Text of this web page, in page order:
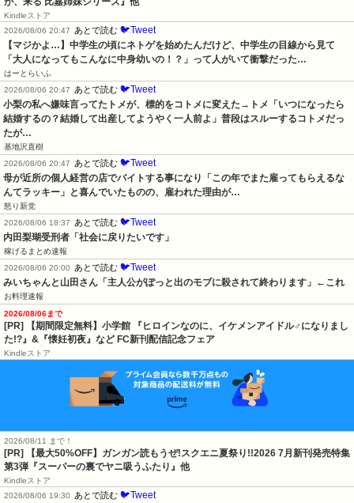
Kindleストア
2026/08/06 20:47
あとで読む 🐦Tweet
【マジかよ…】中学生の頃にネトゲを始めたんだけど、中学生の目線から見て
「大人になってもこんなに中身幼いの！？」って人がいて衝撃だった…
はーとらいふ
2026/08/06 20:47
あとで読む 🐦Tweet
小梨の私へ嫌味言ってたトメが、標的をコトメに変えた→トメ「いつになったら
結婚するの？結婚して出産してようやく一人前よ」普段はスルーするコトメだっ
たが…
基地沢直樹
2026/08/06 20:47
あとで読む 🐦Tweet
母が近所の個人経営の店でバイトする事になり「この年でまた雇ってもらえるな
んてラッキー」と喜んでいたものの、雇われた理由が…
怒り新党
2026/08/06 18:37
あとで読む 🐦Tweet
内田梨瑚受刑者「社会に戻りたいです」
稼げるまとめ速報
2026/08/06 20:00
あとで読む 🐦Tweet
みいちゃんと山田さん「主人公がぽっと出のモブに殺されて終わります」←これ
お料理速報
2026/08/06まで
[PR] 【期間限定無料】小学館 『ヒロインなのに、イケメンアイドル♂になりまし
た!?』&『懐妊初夜』など FC新刊配信記念フェア
Kindleストア
2026/08/11 まで！
[PR] 【最大50%OFF】ガンガン読もうぜ!スクエニ夏祭り!!2026 7月新刊発売特集
第3弾『スーパーの裏でヤニ吸うふたり』他
Kindleストア
2026/08/06 19:30
あとで読む 🐦Tweet